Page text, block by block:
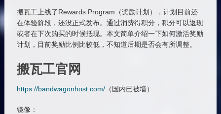
搬瓦工上线了Rewards Program（奖励计划），计划目前还
在体验阶段，还没正式发布。通过消费得积分，积分可以返现
或者在下次购买的时候抵现。本文简单介绍一下如何激活奖励
计划，目前奖励比例比较低，不知道后期是否会有所调整。
搬瓦工官网
https://bandwagonhost.com/（国内已被墙）
镜像：